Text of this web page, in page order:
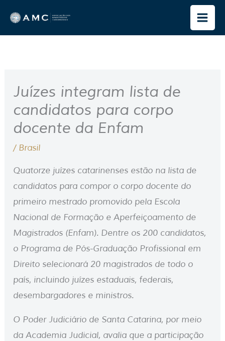
para
o
Juízes integram lista de
candidatos para corpo
docente da Enfam
/ Brasil
Quatorze juízes catarinenses estão na lista de
candidatos para compor o corpo docente do
primeiro mestrado promovido pela Escola
Nacional de Formação e Aperfeiçoamento de
Magistrados (Enfam). Dentre os 200 candidatos,
o Programa de Pós-Graduação Profissional em
Direito selecionará 20 magistrados de todo o
país, incluindo juízes estaduais, federais,
desembargadores e ministros.
O Poder Judiciário de Santa Catarina, por meio
da Academia Judicial, avalia que a participação